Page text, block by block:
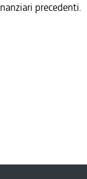
precedenti.